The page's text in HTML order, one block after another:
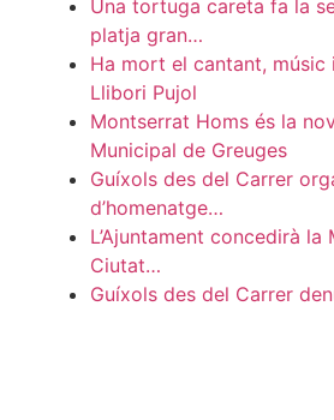
Una tortuga careta fa la
platja gran…
Ha mort el cantant,
Llibori Pujol
Montserrat Homs és la
Municipal de Greuges
Guíxols des del Carrer
d’homenatge…
L’Ajuntament concedirà la
Ciutat…
Guíxols des del Carrer